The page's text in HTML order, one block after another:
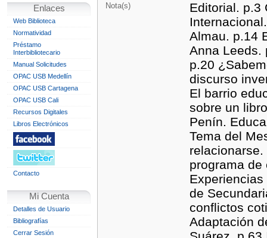
Enlaces
Web Biblioteca
Normatividad
Préstamo
Interbibliotecario
Manual Solicitudes
OPAC USB Medellín
OPAC USB Cartagena
OPAC USB Cali
Recursos Digitales
Libros Electrónicos
Contacto
Mi Cuenta
Detalles de Usuario
Bibliografías
Cerrar Sesión
Nota(s)
Editorial. p.3
Almau. p.14
Anna Leeds.
p.20
discurso
El barrio
sobre un
Penín.
Tema del
programa de
de
conflictos
Adaptación